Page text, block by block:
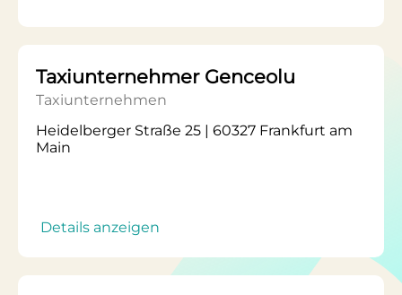
Taxiunternehmer Genceolu
Taxiunternehmen
Heidelberger Straße 25 | 60327 Frankfurt am
Main
Details anzeigen